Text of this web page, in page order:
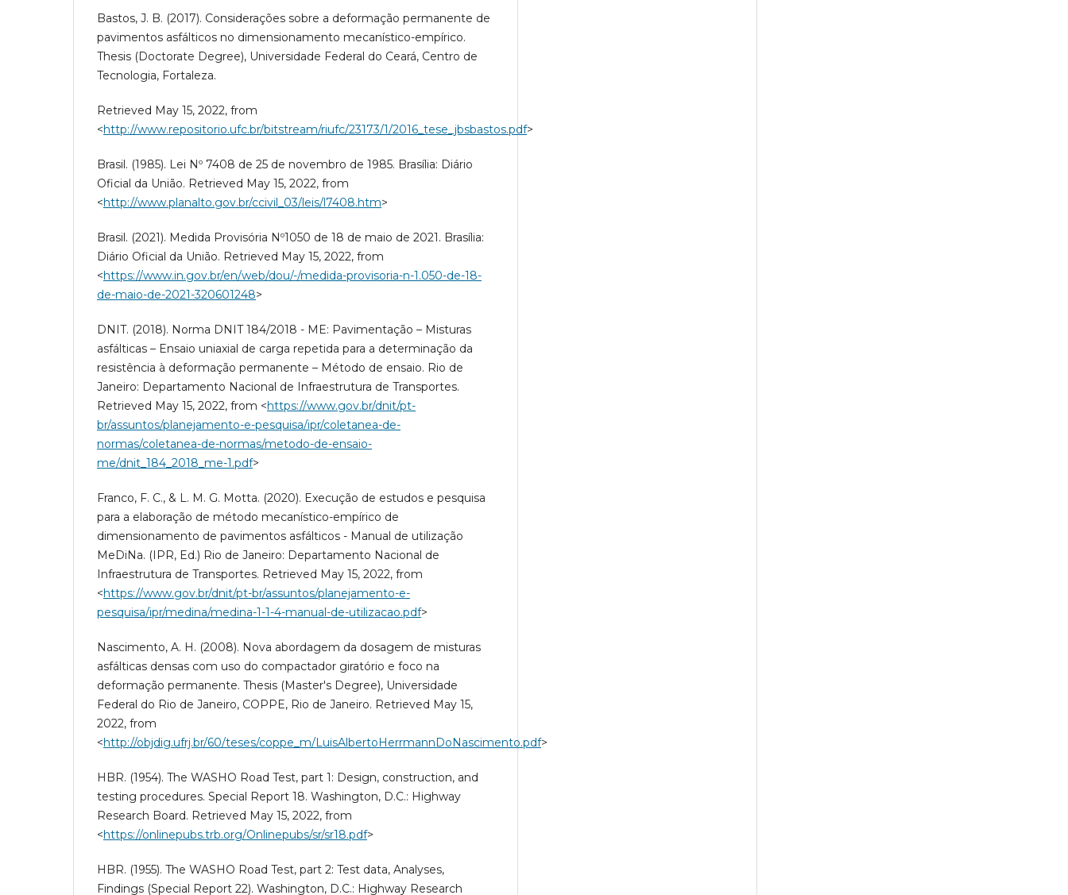
Bastos, J. B. (2017). Considerações sobre a deformação permanente de
pavimentos asfálticos no dimensionamento mecanístico-empírico.
Thesis (Doctorate Degree), Universidade Federal do Ceará, Centro de
Tecnologia, Fortaleza.
Retrieved May 15, 2022, from
<http://www.repositorio.ufc.br/bitstream/riufc/23173/1/2016_tese_jbsbastos.pdf>
Brasil. (1985). Lei Nº 7408 de 25 de novembro de 1985. Brasília: Diário
Oficial da União. Retrieved May 15, 2022, from
<http://www.planalto.gov.br/ccivil_03/leis/l7408.htm>
Brasil. (2021). Medida Provisória Nº1050 de 18 de maio de 2021. Brasília:
Diário Oficial da União. Retrieved May 15, 2022, from
<https://www.in.gov.br/en/web/dou/-/medida-provisoria-n-1.050-de-18-
de-maio-de-2021-320601248>
DNIT. (2018). Norma DNIT 184/2018 - ME: Pavimentação – Misturas
asfálticas – Ensaio uniaxial de carga repetida para a determinação da
resistência à deformação permanente – Método de ensaio. Rio de
Janeiro: Departamento Nacional de Infraestrutura de Transportes.
Retrieved May 15, 2022, from <https://www.gov.br/dnit/pt-
br/assuntos/planejamento-e-pesquisa/ipr/coletanea-de-
normas/coletanea-de-normas/metodo-de-ensaio-
me/dnit_184_2018_me-1.pdf>
Franco, F. C., & L. M. G. Motta. (2020). Execução de estudos e pesquisa
para a elaboração de método mecanístico-empírico de
dimensionamento de pavimentos asfálticos - Manual de utilização
MeDiNa. (IPR, Ed.) Rio de Janeiro: Departamento Nacional de
Infraestrutura de Transportes. Retrieved May 15, 2022, from
<https://www.gov.br/dnit/pt-br/assuntos/planejamento-e-
pesquisa/ipr/medina/medina-1-1-4-manual-de-utilizacao.pdf>
Nascimento, A. H. (2008). Nova abordagem da dosagem de misturas
asfálticas densas com uso do compactador giratório e foco na
deformação permanente. Thesis (Master's Degree), Universidade
Federal do Rio de Janeiro, COPPE, Rio de Janeiro. Retrieved May 15,
2022, from
<http://objdig.ufrj.br/60/teses/coppe_m/LuisAlbertoHerrmannDoNascimento.pdf>
HBR. (1954). The WASHO Road Test, part 1: Design, construction, and
testing procedures. Special Report 18. Washington, D.C.: Highway
Research Board. Retrieved May 15, 2022, from
<https://onlinepubs.trb.org/Onlinepubs/sr/sr18.pdf>
HBR. (1955). The WASHO Road Test, part 2: Test data, Analyses,
Findings (Special Report 22). Washington, D.C.: Highway Research